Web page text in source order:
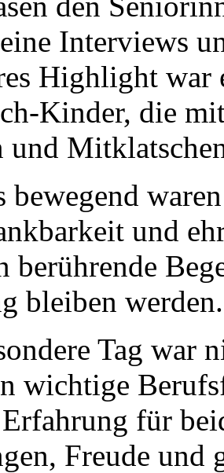
Interviews
Highlight war
Kinder, die
und
bewegend
und
berührende
bleiben werden.
Tag war
wichtige
für
Freude und